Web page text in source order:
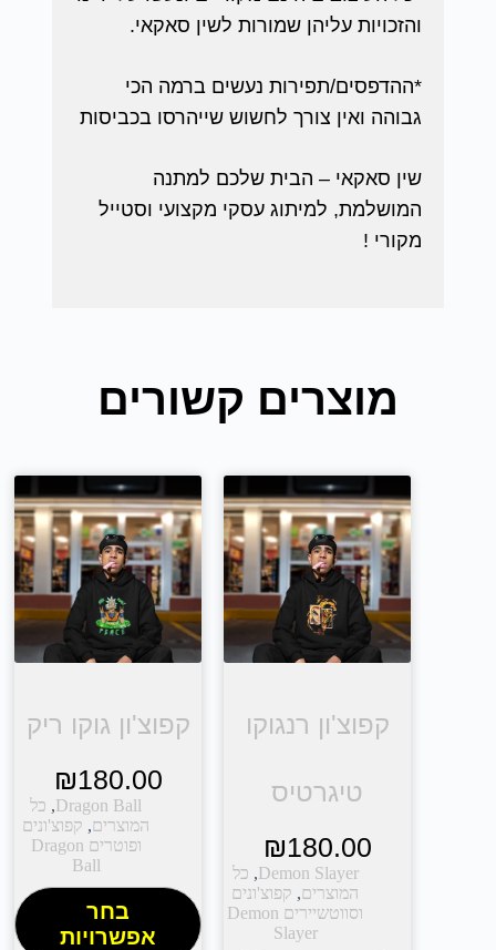
והזכויות עליהן שמורות לשין סאקאי.
*ההדפסים/תפירות נעשים ברמה הכי
גבוהה ואין צורך לחשוש שייהרסו בכביסות
שין סאקאי – הבית שלכם למתנה
המושלמת, למיתוג עסקי מקצועי וסטייל
מקורי !
מוצרים קשורים
קפוצ'ון רנגוקו
טיגרטיס
₪180.00
Demon Slayer
, כל
המוצרים, קפוצ'ונים
וסווטשיירים Demon
Slayer
קפוצ'ון גוקו ריק
₪180.00
Dragon Ball
, כל
המוצרים, קפוצ'ונים
ופוטרים Dragon
Ball
בחר
אפשרויות